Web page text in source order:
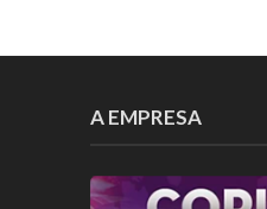
A EMPRESA